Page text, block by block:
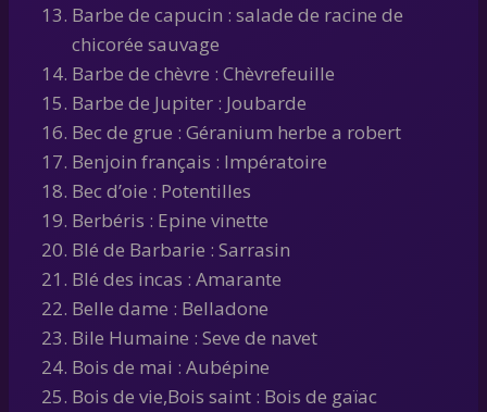
Barbe de capucin : salade de racine de
chicorée sauvage
Barbe de chèvre : Chèvrefeuille
Barbe de Jupiter : Joubarde
Bec de grue : Géranium herbe a robert
Benjoin français : Impératoire
Bec d’oie : Potentilles
Berbéris : Epine vinette
Blé de Barbarie : Sarrasin
Blé des incas : Amarante
Belle dame : Belladone
Bile Humaine : Seve de navet
Bois de mai : Aubépine
Bois de vie,Bois saint : Bois de gaïac